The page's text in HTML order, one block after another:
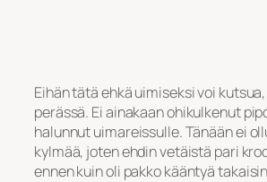
Eihän tätä ehkä uimiseksi voi
perässä. Ei ainakaan ohikulkenut
halunnut uimareissulle. Tänään ei
kylmää, joten ehdin vetäistä pari
ennen kuin oli pakko kääntyä